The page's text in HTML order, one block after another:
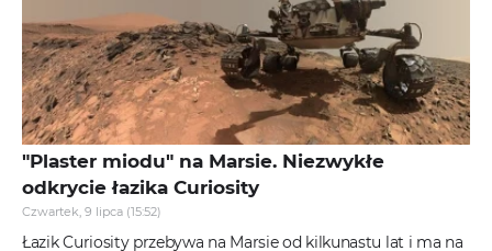
"Plaster miodu" na Marsie. Niezwykłe
odkrycie łazika Curiosity
Czwartek, 9 lipca (15:52)
Łazik Curiosity przebywa na Marsie od kilkunastu lat i ma na